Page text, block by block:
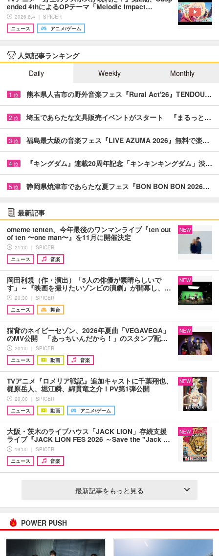
ended 4thによるOPテーマ「Melodic Impact…
2026.8.4 ｜ SPICER
ニュース
アニメ/ゲーム
人気記事ランキング
Daily
Weekly Monthly
1 位 熊本県人吉市の野外音楽フェス『Rural Act'26』TENDOU…
2 位 埼玉であらたな文具販売イベントがスタート 『まるっと…
3 位 福島最大級の音楽フェス『LIVE AZUMA 2026』無料で楽…
4 位 『キングダム』連載20周年記念「キンキンキングダム」渋…
5 位 静岡県焼津市であらたな夏フェス『BON BON BON 2026…
最新記事
omeme tenten、今年最後のワンマンライブ『ten out
of ten 〜one man〜』を11月に開催決定
21:00 ｜ SPICER
ニュース
音楽
NEW
岡田利規（作・演出）「5人の俳優が素晴らしいで
す」～『映画を撮りたいゾンビの演劇』が開幕し、…
20:30 ｜ SPICER
ニュース
舞台
NEW
猫背のネイビーセゾン、2026年夏曲「VEGAVEGA」
のMV公開 「あっちいんだから！」のスタンプ配…
20:00 ｜ SPICER
ニュース
動画 音楽
NEW
TVアニメ『ロメリア戦記』追加キャストに千葉翔也、
梶原岳人、堀江瞬、綿貫竜之介！PV第1弾公開
20:00 ｜ SPICER
ニュース
動画 アニメ/ゲーム
NEW
大阪・茨木のライブハウス「JACK LION」存続支援
ライブ『JACK LION FES 2026 ～Save the "Jack …
19:00 ｜ SPICER
ニュース
音楽
NEW
最新記事をもっと見る
POWER PUSH